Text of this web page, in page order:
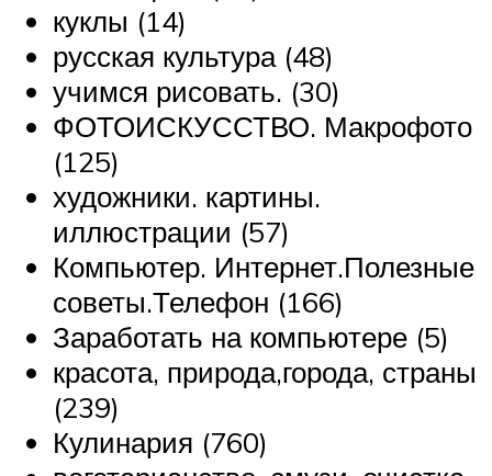
куклы (14)
русская культура (48)
учимся рисовать. (30)
ФОТОИСКУССТВО. Макрофото
(125)
художники. картины.
иллюстрации (57)
Компьютер. Интернет.Полезные
советы.Телефон (166)
Заработать на компьютере (5)
красота, природа,города, страны
(239)
Кулинария (760)